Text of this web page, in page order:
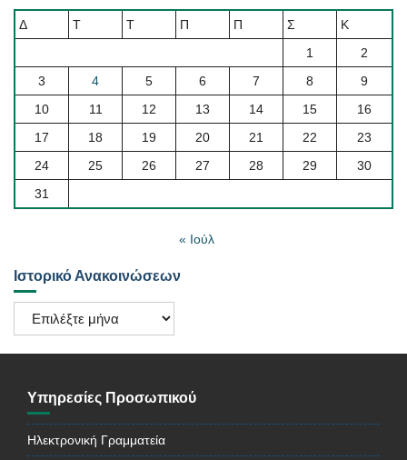
Δ Τ Τ Π Π Σ
Κ
1
2
3
4 5 6 7 8
9
10
11 12 13 14 15
16
17
18 19 20 21 22
23
24
25 26 27 28 29
30
31
« Ιούλ
Ιστορικό Ανακοινώσεων
Ιστορικό
Ανακοινώσεων
Υπηρεσίες Προσωπικού
Ηλεκτρονική Γραμματεία